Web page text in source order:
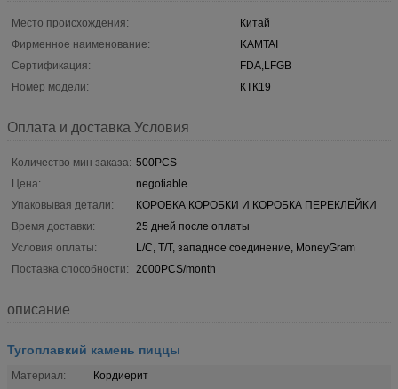
Место происхождения:
Китай
Фирменное наименование:
KAMTAI
Сертификация:
FDA,LFGB
Номер модели:
КТК19
Оплата и доставка Условия
Количество мин заказа: 500PCS
Цена:
negotiable
Упаковывая детали:
КОРОБКА КОРОБКИ И КОРОБКА ПЕРЕКЛЕЙКИ
Время доставки:
25 дней после оплаты
Условия оплаты:
L/C, T/T, западное соединение, MoneyGram
Поставка способности:
2000PCS/month
описание
Тугоплавкий камень пиццы
Материал:
Кордиерит